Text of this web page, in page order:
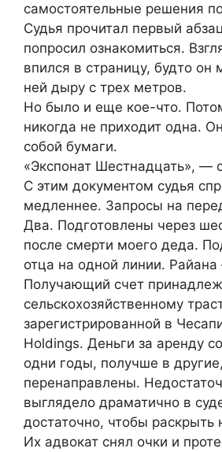
самостоятельные решения
Судья прочитал первый
попросил ознакомиться.
впился в страницу, будто он
ней дыру с трех метров.
Но было и еще кое-что.
никогда не приходит одна.
собой бумаги.
«Экспонат Шестнадцать», —
С этим документом судья
медленнее. Запросы на
Два. Подготовлены через
после смерти моего деда.
отца на одной линии.
Получающий счет
сельскохозяйственному
зарегистрированной в
Holdings. Деньги за аренду
одни годы, получше в
перенаправлены.
выглядело драматично в
достаточно, чтобы раскрыть
Их адвокат снял очки и